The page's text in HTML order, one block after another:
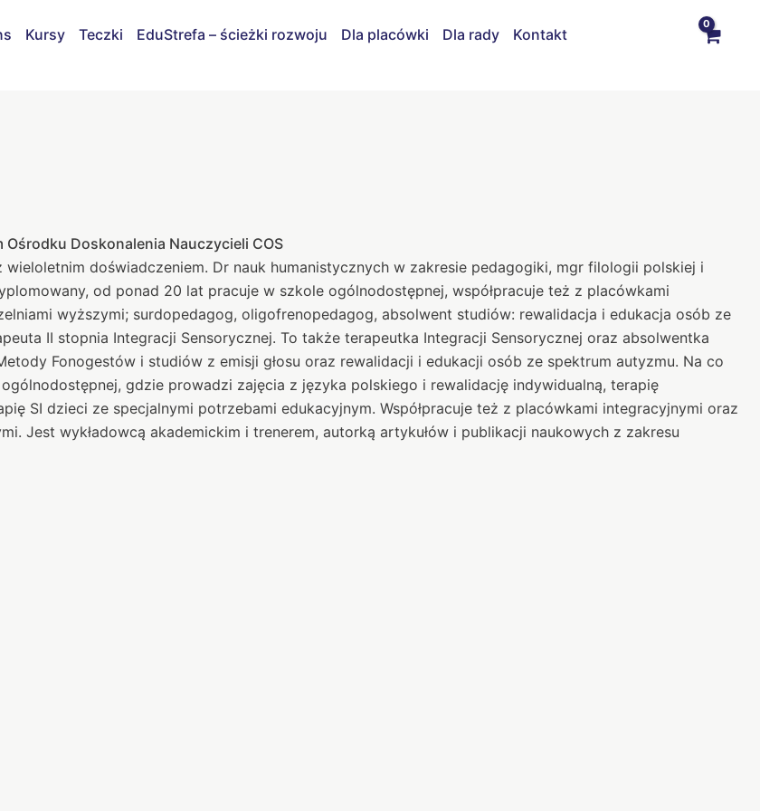
Kursy Teczki EduStrefa – ścieżki rozwoju Dla placówki Dla rady
Kontakt
Doskonalenia Nauczycieli COS
wieloletnim doświadczeniem. Dr nauk humanistycznych w zakresie pedagogiki, mgr filologii polskiej i
od ponad 20 lat pracuje w szkole ogólnodostępnej, współpracuje też z placówkami
wyższymi; surdopedagog, oligofrenopedagog, absolwent studiów: rewalidacja i edukacja osób ze
II stopnia Integracji Sensorycznej. To także terapeutka Integracji Sensorycznej oraz absolwentka
Fonogestów i studiów z emisji głosu oraz rewalidacji i edukacji osób ze spektrum autyzmu. Na co
gdzie prowadzi zajęcia z języka polskiego i rewalidację indywidualną, terapię
SI dzieci ze specjalnymi potrzebami edukacyjnym. Współpracuje też z placówkami integracyjnymi oraz
Jest wykładowcą akademickim i trenerem, autorką artykułów i publikacji naukowych z zakresu